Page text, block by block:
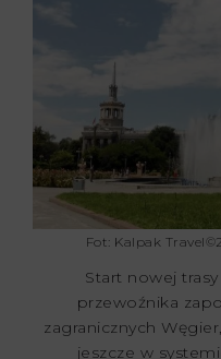
Fot: Kalpak
Start nowej
przewoźnika
zagranicznych
jeszcze w